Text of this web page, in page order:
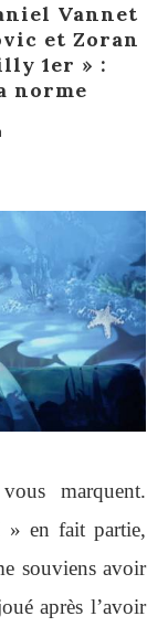
Vannet
et Zoran
1er » :
norme
marquent.
» en fait partie,
souviens avoir
après l’avoir